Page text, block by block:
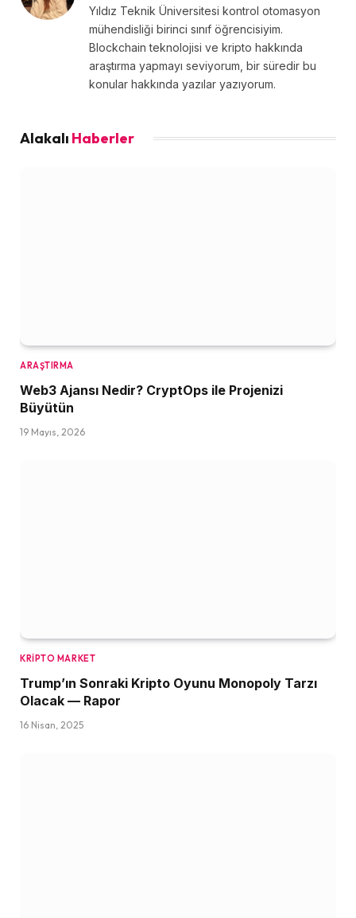
Yıldız Teknik Üniversitesi kontrol otomasyon
mühendisliği birinci sınıf öğrencisiyim.
Blockchain teknolojisi ve kripto hakkında
araştırma yapmayı seviyorum, bir süredir bu
konular hakkında yazılar yazıyorum.
Alakalı Haberler
ARAŞTIRMA
Web3 Ajansı Nedir? CryptOps ile Projenizi
Büyütün
19 Mayıs, 2026
KRIPTO MARKET
Trump’ın Sonraki Kripto Oyunu Monopoly Tarzı
Olacak — Rapor
16 Nisan, 2025